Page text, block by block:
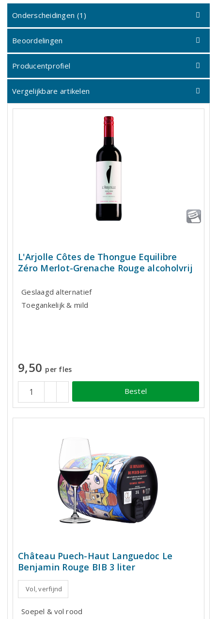
Onderscheidingen (1)
Beoordelingen
Producentprofiel
Vergelijkbare artikelen
L'Arjolle Côtes de Thongue Equilibre
Zéro Merlot-Grenache Rouge alcoholvrij
Geslaagd alternatief
Toegankelijk & mild
9,50 per fles
Bestel
Château Puech-Haut Languedoc Le
Benjamin Rouge BIB 3 liter
Vol, verfijnd
Soepel & vol rood